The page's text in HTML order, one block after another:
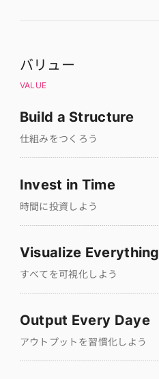
バリュー
VALUE
Build a Structure
仕組みをつくろう
Invest in Time
時間に投資しよう
Visualize Everything
すべてを可視化しよう
Output Every Daye
アウトプットを習慣化しよう